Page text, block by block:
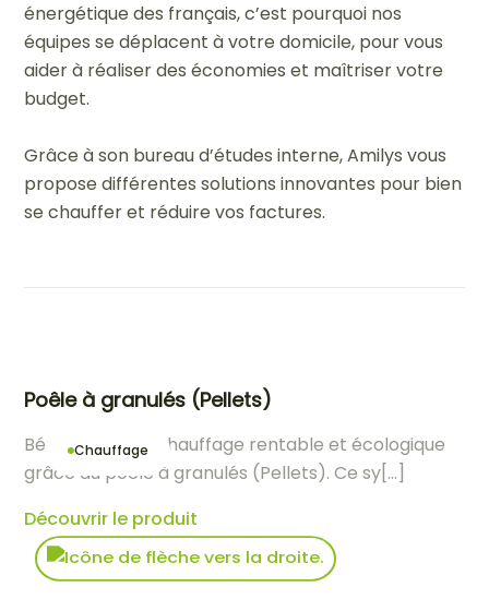
énergétique des français, c’est pourquoi nos
équipes se déplacent à votre domicile, pour vous
aider à réaliser des économies et maîtriser votre
budget.
Grâce à son bureau d’études interne, Amilys vous
propose différentes solutions innovantes pour bien
se chauffer et réduire vos factures.
Poêle à granulés (Pellets)
Bénéficiez d’un chauffage rentable et écologique
grâce au poêle à granulés (Pellets). Ce sy[...]
Découvrir le produit
Chauffage
Chauffage